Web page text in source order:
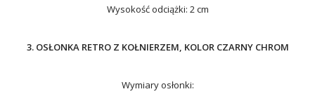
Wysokość odciążki: 2 cm
3. OSŁONKA RETRO Z KOŁNIERZEM, KOLOR CZARNY CHROM
Wymiary osłonki: